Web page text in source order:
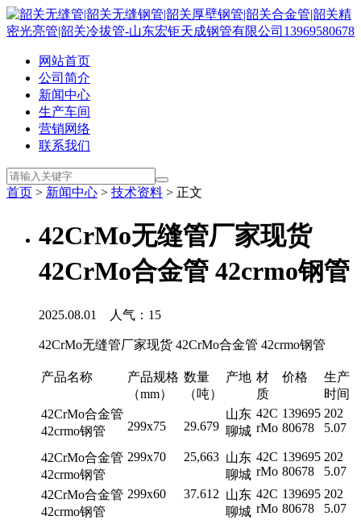
网站首页
公司简介
新闻中心
生产车间
营销网络
联系我们
首页 > 新闻中心 > 技术资料 > 正文
42CrMo无缝管厂家现货
42CrMo合金管 42crmo钢管
2025.08.01 人气： 15
42CrMo无缝管厂家现货 42CrMo合金管 42crmo钢管
产品名称
产品规格
（mm）
数量
（吨）
产地 材
质
价格
生产
时间
42CrMo合金管
42crmo钢管
299x75 29.679
山东
聊城
42C
rMo
139695
80678
202
5.07
42CrMo合金管
42crmo钢管
299x70 25,663 山东
聊城
42C
rMo
139695
80678
202
5.07
42CrMo合金管
42crmo钢管
299x60 37.612 山东
聊城
42C
rMo
139695
80678
202
5.07